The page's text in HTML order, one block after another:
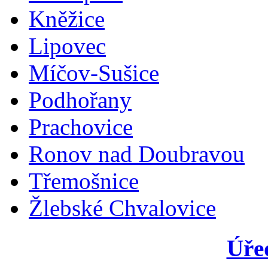
Kněžice
Lipovec
Míčov-Sušice
Podhořany
Prachovice
Ronov nad Doubravou
Třemošnice
Žlebské Chvalovice